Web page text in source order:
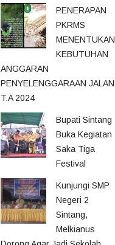
PENERAPAN
PKRMS
MENENTUKAN
KEBUTUHAN
ANGGARAN
PENYELENGGARAAN JALAN
T.A 2024
Bupati Sintang
Buka Kegiatan
Saka Tiga
Festival
Kunjungi SMP
Negeri 2
Sintang,
Melkianus